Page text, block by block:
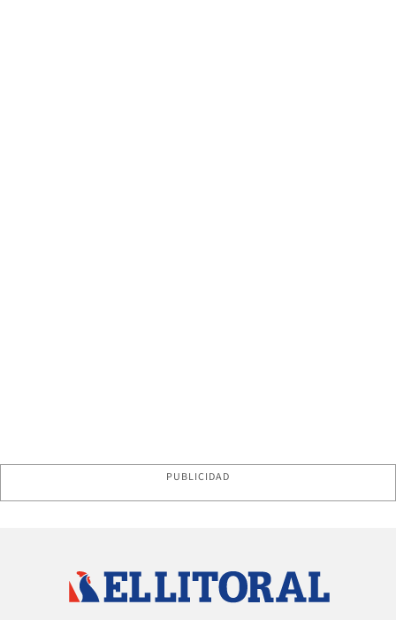
PUBLICIDAD